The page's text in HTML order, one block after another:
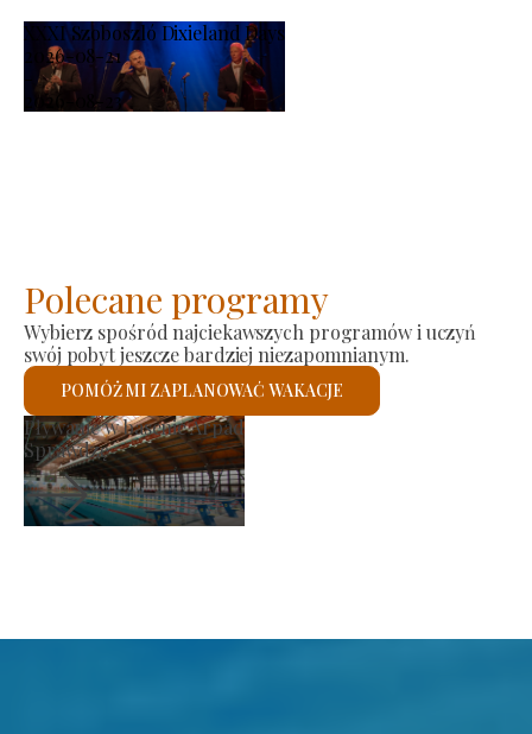
XXXI Szoboszló Dixieland Days
2026-08-21
-
2026-08-23
Polecane programy
Wybierz spośród najciekawszych programów i uczyń
swój pobyt jeszcze bardziej niezapomnianym.
POMÓŻ MI ZAPLANOWAĆ WAKACJE
producenta